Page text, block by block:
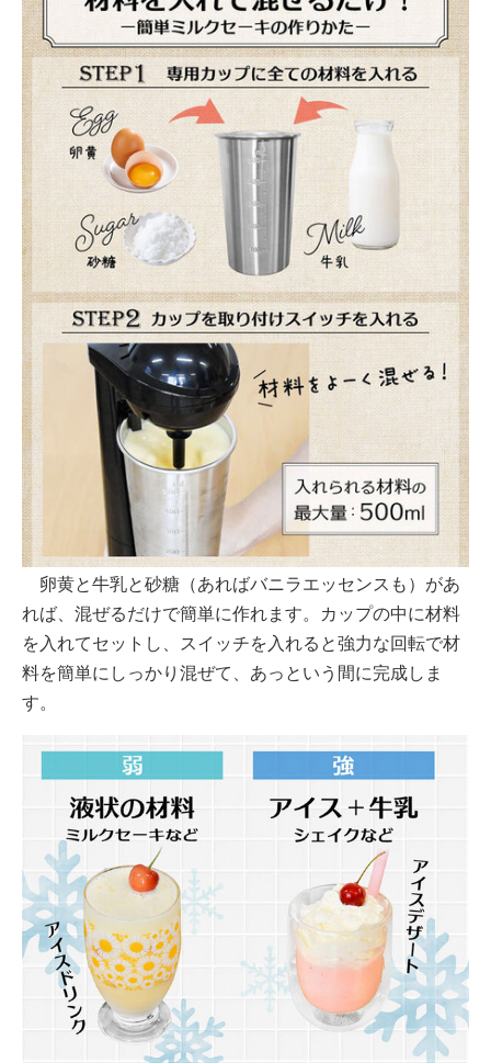
卵黄と牛乳と砂糖（あればバニラエッセンスも）があ
れば、混ぜるだけで簡単に作れます。カップの中に材料
を入れてセットし、スイッチを入れると強力な回転で材
料を簡単にしっかり混ぜて、あっという間に完成しま
す。